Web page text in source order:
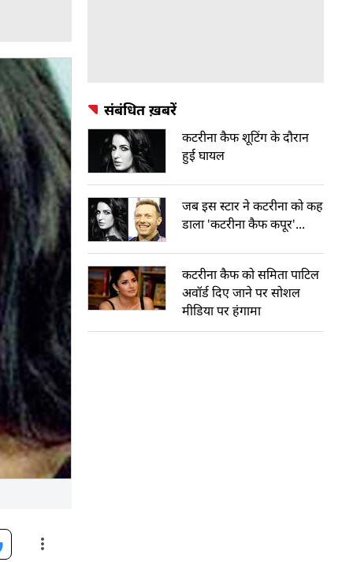
संबंधित ख़बरें
कटरीना कैफ शूटिंग के दौरान
हुई घायल
जब इस स्टार ने कटरीना को कह
डाला 'कटरीना कैफ कपूर'...
कटरीना कैफ को समिता पाटि‍ल
अवॉर्ड दि‍ए जाने पर सोशल
मीडिया पर हंगामा